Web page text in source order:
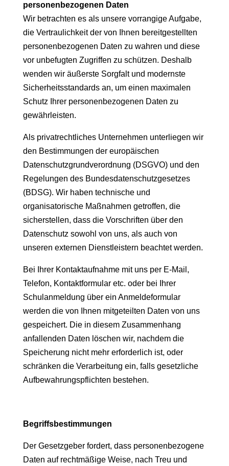
personenbezogenen Daten
Wir betrachten es als unsere vorrangige Aufgabe,
die Vertraulichkeit der von Ihnen bereitgestellten
personenbezogenen Daten zu wahren und diese
vor unbefugten Zugriffen zu schützen. Deshalb
wenden wir äußerste Sorgfalt und modernste
Sicherheitsstandards an, um einen maximalen
Schutz Ihrer personenbezogenen Daten zu
gewährleisten.
Als privatrechtliches Unternehmen unterliegen wir
den Bestimmungen der europäischen
Datenschutzgrundverordnung (DSGVO) und den
Regelungen des Bundesdatenschutzgesetzes
(BDSG). Wir haben technische und
organisatorische Maßnahmen getroffen, die
sicherstellen, dass die Vorschriften über den
Datenschutz sowohl von uns, als auch von
unseren externen Dienstleistern beachtet werden.
Bei Ihrer Kontaktaufnahme mit uns per E-Mail,
Telefon, Kontaktformular etc. oder bei Ihrer
Schulanmeldung über ein Anmeldeformular
werden die von Ihnen mitgeteilten Daten von uns
gespeichert. Die in diesem Zusammenhang
anfallenden Daten löschen wir, nachdem die
Speicherung nicht mehr erforderlich ist, oder
schränken die Verarbeitung ein, falls gesetzliche
Aufbewahrungspflichten bestehen.
Begriffsbestimmungen
Der Gesetzgeber fordert, dass personenbezogene
Daten auf rechtmäßige Weise, nach Treu und